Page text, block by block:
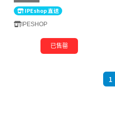
IPEshop 直送
IPESHOP
已售罄
1